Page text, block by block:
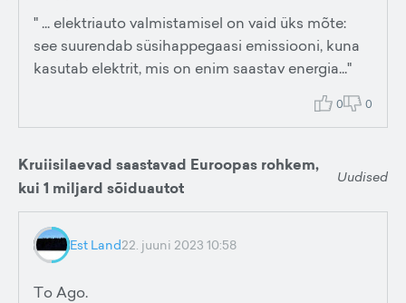
" ... elektriauto valmistamisel on vaid üks mõte:
see suurendab süsihappegaasi emissiooni, kuna
kasutab elektrit, mis on enim saastav energia..."
0 0
Kruiisilaevad saastavad Euroopas rohkem,
kui 1 miljard sõiduautot
Uudised
Est Land22. juuni 2023 10:58
To Ago.